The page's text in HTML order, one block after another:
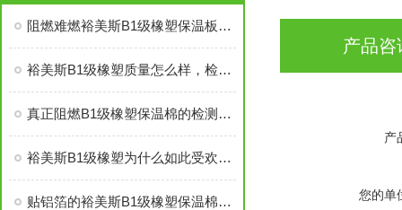
阻燃难燃裕美斯B1级橡塑保温板管的八大优势
裕美斯B1级橡塑质量怎么样，检测复试能过吗
真正阻燃B1级橡塑保温棉的检测标准及技术指标
裕美斯B1级橡塑为什么如此受欢迎——价格低质量好
贴铝箔的裕美斯B1级橡塑保温棉优点技术指标
产品咨
产
您的单